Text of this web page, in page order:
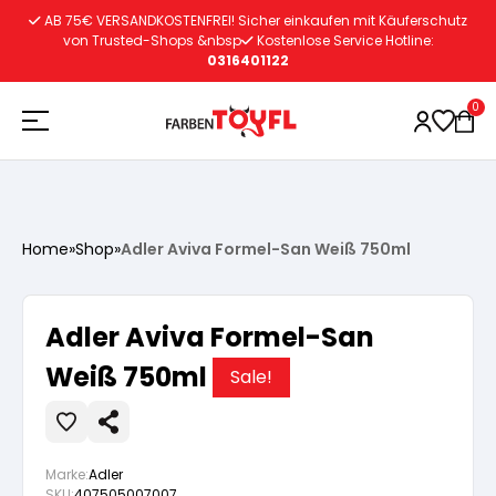
Vorbereitung
Wasserlösliche Grundierung
Lacke
Vorbereitung
Autoreparatur
Vorbereitung
Innenfarben
AB 75€ VERSANDKOSTENFREI! Sicher einkaufen mit Käuferschutz
von Trusted-Shops &nbsp
Kostenlose Service Hotline:
0316401122
0
Home»Shop»Adler Aviva Formel-San Weiß 750ml
Adler Aviva Formel-San
Weiß 750ml
Sale!
Marke:Adler